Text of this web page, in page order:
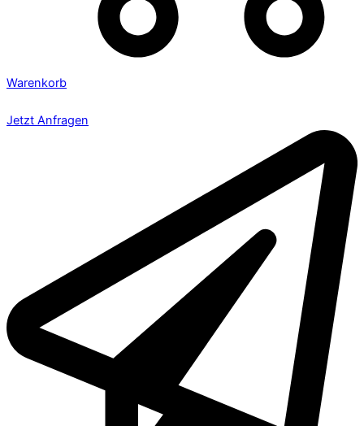
Warenkorb
Jetzt Anfragen